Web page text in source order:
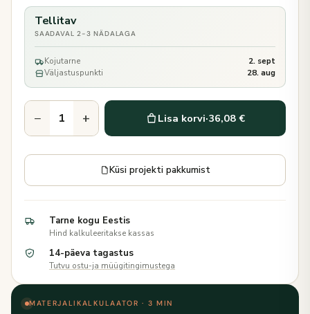
Tellitav
SAADAVAL 2-3 NÄDALAGA
Kojutarne
2. sept
Väljastuspunkti
28. aug
− + Lisa korvi·36,08 €
Küsi projekti pakkumist
Tarne kogu Eestis
Hind kalkuleeritakse kassas
14-päeva tagastus
Tutvu ostu-ja müügitingimustega
MATERJALIKALKULAATOR · 3 MIN